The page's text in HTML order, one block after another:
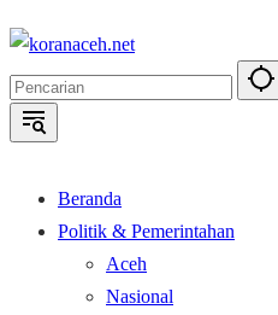
Langsung
konten
Beranda
Politik & Pemerintahan
Aceh
Nasional